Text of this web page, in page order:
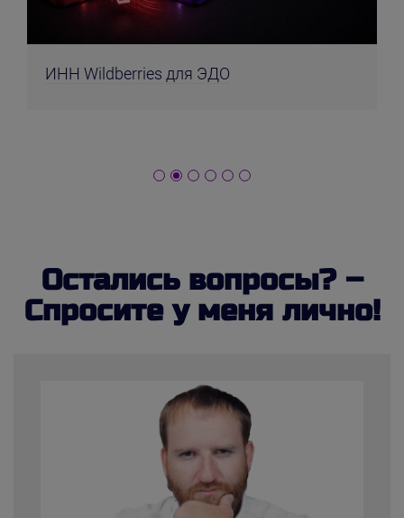
ИНН Wildberries для ЭДО
Остались вопросы? –
Спросите у меня лично!